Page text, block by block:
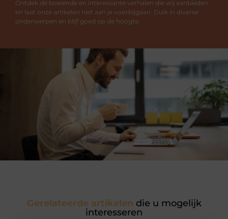
Ontdek de boeiende en interessante verhalen die wij aanbieden
en laat onze artikelen niet aan je voorbijgaan. Duik in diverse
onderwerpen en blijf goed op de hoogte.
Gerelateerde artikelen die u mogelijk
interesseren